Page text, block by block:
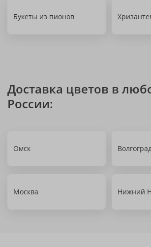
Букеты из пионов
Доставка цветов в
России:
Омск
Москва Нижний